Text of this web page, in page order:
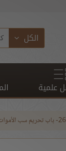
الكل
علمية
بغير حق ومصلحة شرعية